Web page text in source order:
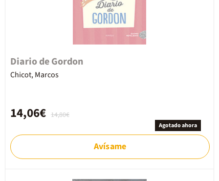
Diario de Gordon
Chicot, Marcos
14,80€
14,06€
Agotado ahora
Avísame